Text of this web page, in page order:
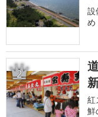
設
め
2
紅
鮮